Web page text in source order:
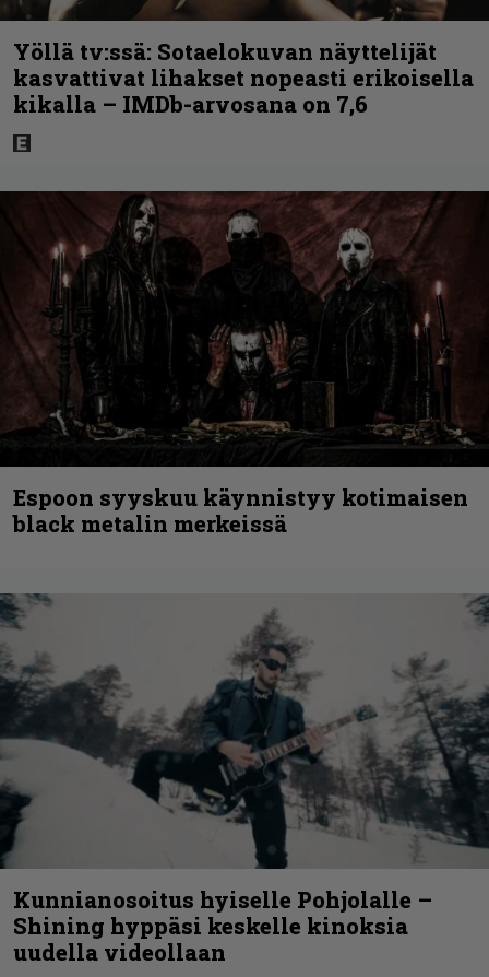
Yöllä tv:ssä: Sotaelokuvan näyttelijät
kasvattivat lihakset nopeasti erikoisella
kikalla – IMDb-arvosana on 7,6
Espoon syyskuu käynnistyy kotimaisen
black metalin merkeissä
Kunnianosoitus hyiselle Pohjolalle –
Shining hyppäsi keskelle kinoksia
uudella videollaan